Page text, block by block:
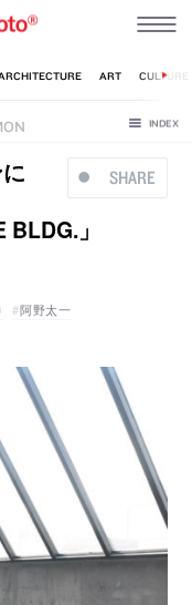
SHARE
BLDG.」
阿野太一